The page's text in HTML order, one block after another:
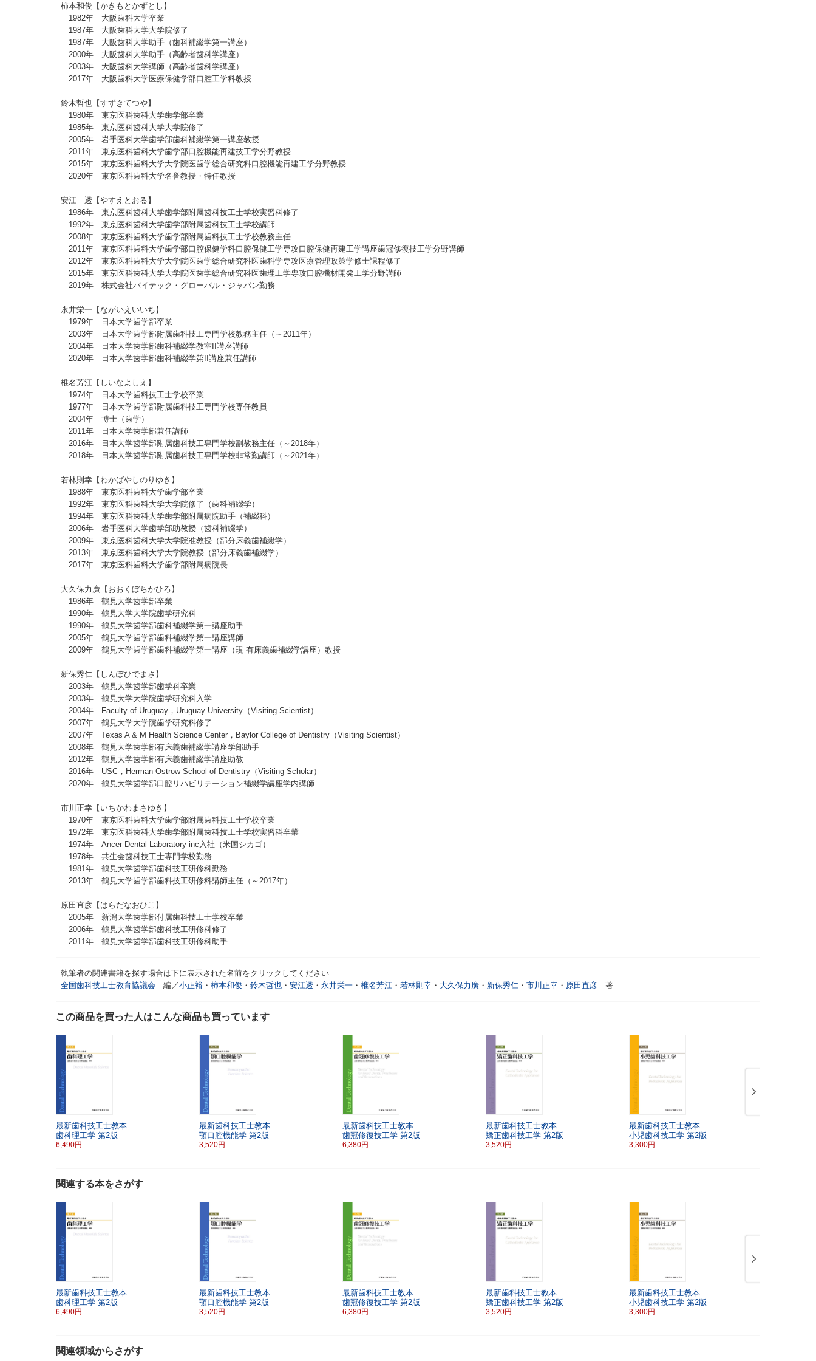
柿本和俊【かきもとかずとし】
1982年 大阪歯科大学卒業
1987年 大阪歯科大学大学院修了
1987年 大阪歯科大学助手（歯科補綴学第一講座）
2000年 大阪歯科大学助手（高齢者歯科学講座）
2003年 大阪歯科大学講師（高齢者歯科学講座）
2017年 大阪歯科大学医療保健学部口腔工学科教授
鈴木哲也【すずきてつや】
1980年 東京医科歯科大学歯学部卒業
1985年 東京医科歯科大学大学院修了
2005年 岩手医科大学歯学部歯科補綴学第一講座教授
2011年 東京医科歯科大学歯学部口腔機能再建技工学分野教授
2015年 東京医科歯科大学大学院医歯学総合研究科口腔機能再建工学分野教授
2020年 東京医科歯科大学名誉教授・特任教授
安江 透【やすえとおる】
1986年 東京医科歯科大学歯学部附属歯科技工士学校実習科修了
1992年 東京医科歯科大学歯学部附属歯科技工士学校講師
2008年 東京医科歯科大学歯学部附属歯科技工士学校教務主任
2011年 東京医科歯科大学歯学部口腔保健学科口腔保健工学専攻口腔保健再建工学講座歯冠修復技工学分野講師
2012年 東京医科歯科大学大学院医歯学総合研究科医歯科学専攻医療管理政策学修士課程修了
2015年 東京医科歯科大学大学院医歯学総合研究科医歯理工学専攻口腔機材開発工学分野講師
2019年 株式会社バイテック・グローバル・ジャパン勤務
永井栄一【ながいえいいち】
1979年 日本大学歯学部卒業
2003年 日本大学歯学部附属歯科技工専門学校教務主任（～2011年）
2004年 日本大学歯学部歯科補綴学教室II講座講師
2020年 日本大学歯学部歯科補綴学第II講座兼任講師
椎名芳江【しいなよしえ】
1974年 日本大学歯科技工士学校卒業
1977年 日本大学歯学部附属歯科技工専門学校専任教員
2004年 博士（歯学）
2011年 日本大学歯学部兼任講師
2016年 日本大学歯学部附属歯科技工専門学校副教務主任（～2018年）
2018年 日本大学歯学部附属歯科技工専門学校非常勤講師（～2021年）
若林則幸【わかばやしのりゆき】
1988年 東京医科歯科大学歯学部卒業
1992年 東京医科歯科大学大学院修了（歯科補綴学）
1994年 東京医科歯科大学歯学部附属病院助手（補綴科）
2006年 岩手医科大学歯学部助教授（歯科補綴学）
2009年 東京医科歯科大学大学院准教授（部分床義歯補綴学）
2013年 東京医科歯科大学大学院教授（部分床義歯補綴学）
2017年 東京医科歯科大学歯学部附属病院長
大久保力廣【おおくぼちかひろ】
1986年 鶴見大学歯学部卒業
1990年 鶴見大学大学院歯学研究科
1990年 鶴見大学歯学部歯科補綴学第一講座助手
2005年 鶴見大学歯学部歯科補綴学第一講座講師
2009年 鶴見大学歯学部歯科補綴学第一講座（現 有床義歯補綴学講座）教授
新保秀仁【しんぽひでまさ】
2003年 鶴見大学歯学部歯学科卒業
2003年 鶴見大学大学院歯学研究科入学
2004年 Faculty of Uruguay，Uruguay University（Visiting Scientist）
2007年 鶴見大学大学院歯学研究科修了
2007年 Texas A & M Health Science Center，Baylor College of Dentistry（Visiting Scientist）
2008年 鶴見大学歯学部有床義歯補綴学講座学部助手
2012年 鶴見大学歯学部有床義歯補綴学講座助教
2016年 USC，Herman Ostrow School of Dentistry（Visiting Scholar）
2020年 鶴見大学歯学部口腔リハビリテーション補綴学講座学内講師
市川正幸【いちかわまさゆき】
1970年 東京医科歯科大学歯学部附属歯科技工士学校卒業
1972年 東京医科歯科大学歯学部附属歯科技工士学校実習科卒業
1974年 Ancer Dental Laboratory inc入社（米国シカゴ）
1978年 共生会歯科技工士専門学校勤務
1981年 鶴見大学歯学部歯科技工研修科勤務
2013年 鶴見大学歯学部歯科技工研修科講師主任（～2017年）
原田直彦【はらだなおひこ】
2005年 新潟大学歯学部付属歯科技工士学校卒業
2006年 鶴見大学歯学部歯科技工研修科修了
2011年 鶴見大学歯学部歯科技工研修科助手
執筆者の関連書籍を探す場合は下に表示された名前をクリックしてください
全国歯科技工士教育協議会 編／小正裕 ・ 柿本和俊 ・ 鈴木哲也 ・ 安江透 ・ 永井栄一 ・ 椎名芳江 ・ 若林則幸 ・ 大久保力廣 ・ 新保秀仁 ・ 市川正幸 ・ 原田直彦 著
この商品を買った人はこんな商品も買っています
最新歯科技工士教本
歯科理工学 第2版
6,490円
最新歯科技工士教本
顎口腔機能学 第2版
3,520円
最新歯科技工士教本
歯冠修復技工学 第2版
6,380円
最新歯科技工士教本
矯正歯科技工学 第2版
3,520円
最新歯科技工士教本
小児歯科技工学 第2版
3,300円
関連する本をさがす
最新歯科技工士教本
歯科理工学 第2版
6,490円
最新歯科技工士教本
顎口腔機能学 第2版
3,520円
最新歯科技工士教本
歯冠修復技工学 第2版
6,380円
最新歯科技工士教本
矯正歯科技工学 第2版
3,520円
最新歯科技工士教本
小児歯科技工学 第2版
3,300円
関連領域からさがす